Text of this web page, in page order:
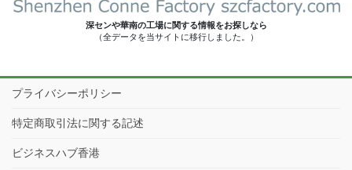
深センや華南の工場に関する情報をお探しなら
（全データを当サイトに移行しました。）
プライバシーポリシー
特定商取引法に関する記述
ビジネスハブ香港